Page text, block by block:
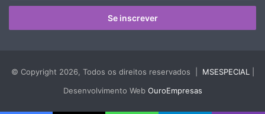
seu
de
© Copyright 2026, Todos os direitos reservados | MSESPECIAL
Desenvolvimento Web OuroEmpresas